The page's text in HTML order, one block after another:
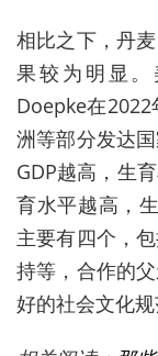
相比之下，丹
果较为明显
Doepke在
洲等部分发达
GDP越高，生
育水平越高，
主要有四个，
持等，合作的
好的社会文化规